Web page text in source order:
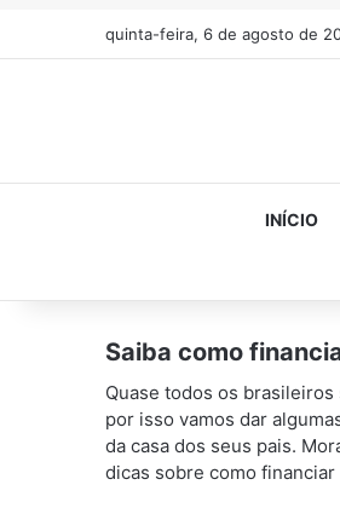
quinta-feira, 6 de agosto de
INÍCIO
Saiba como
Quase todos os
por isso vamos dar
da casa dos seus pais.
dicas sobre como